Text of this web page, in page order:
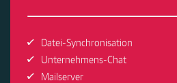
Datei-Synchronisation
Unternehmens-Chat
Mailserver